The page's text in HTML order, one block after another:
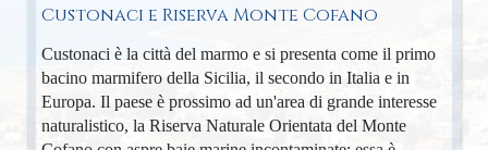
Custonaci e Riserva Monte Cofano
Custonaci è la città del marmo e si presenta come il primo
bacino marmifero della Sicilia, il secondo in Italia e in
Europa. Il paese è prossimo ad un'area di grande interesse
naturalistico, la Riserva Naturale Orientata del Monte